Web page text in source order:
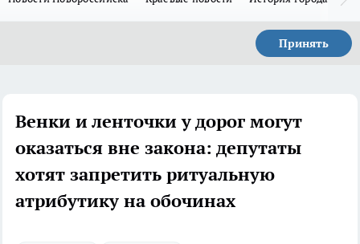
Принять
Венки и ленточки у дорог могут
оказаться вне закона: депутаты
хотят запретить ритуальную
атрибутику на обочинах